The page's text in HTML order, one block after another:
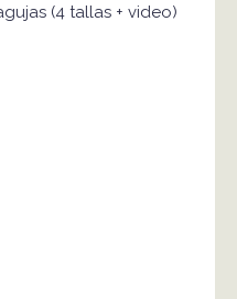
(4 tallas + video)